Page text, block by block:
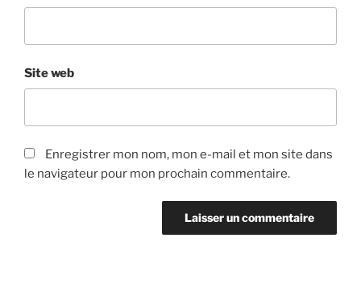
Site web
Enregistrer mon nom, mon e-mail et mon site dans
le navigateur pour mon prochain commentaire.